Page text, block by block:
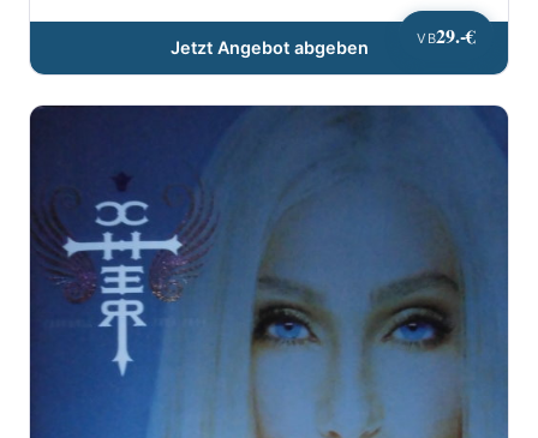
VB29.-€
Jetzt Angebot abgeben